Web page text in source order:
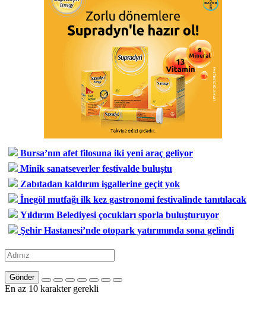
Bursa’nın afet filosuna iki yeni araç geliyor
Minik sanatseverler festivalde buluştu
Zabıtadan kaldırım işgallerine geçit yok
İnegöl mutfağı ilk kez gastronomi festivalinde tanıtılacak
Yıldırım Belediyesi çocukları sporla buluşturuyor
Şehir Hastanesi’nde otopark yatırımında sona gelindi
Gönder
En az 10 karakter gerekli